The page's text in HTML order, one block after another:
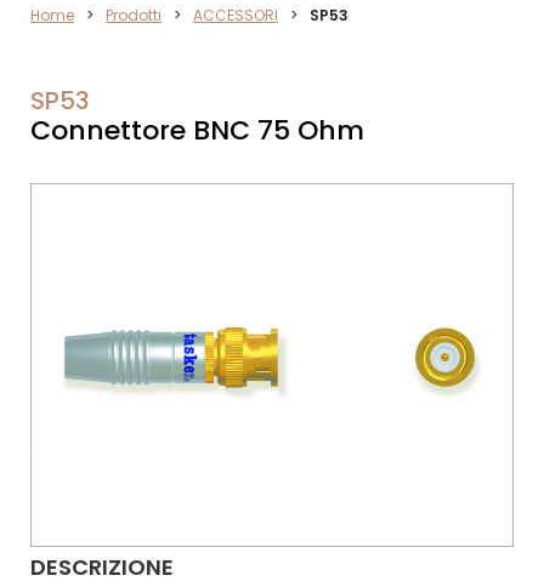
VIDEO
Home > Prodotti > ACCESSORI > SP53
SP53
Connettore BNC 75 Ohm
DESCRIZIONE